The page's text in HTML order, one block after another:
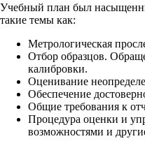
Учебный план был
такие темы как:
Метрологическая
Отбор образцов.
калибровки.
Оценивание
Обеспечение
Общие требования к
Процедура оценки и
возможностями и